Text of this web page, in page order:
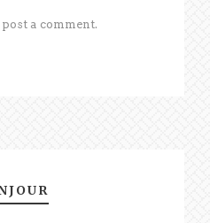
a comment.